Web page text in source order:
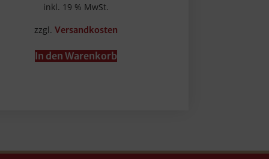
inkl. 19 % MwSt.
zzgl.Versandkosten
In den Warenkorb